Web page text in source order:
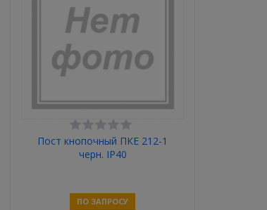
Пост кнопочный ПКЕ 212-1
черн. IP40
ПО ЗАПРОСУ